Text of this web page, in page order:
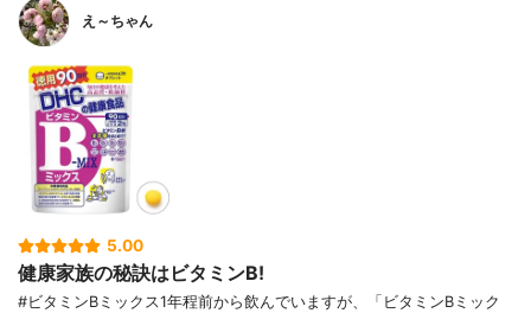
え～ちゃん
5.00
健康家族の秘訣はビタミンB!
#ビタミンBミックス1年程前から飲んでいますが、「ビタミンBミック